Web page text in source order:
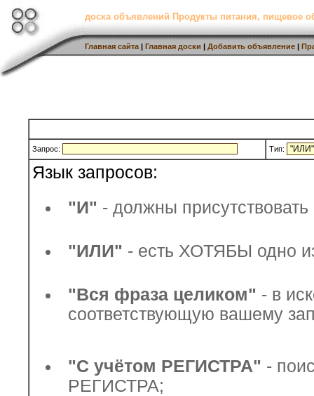
доска объявлений Продукты питания, пищевое
Главная сайта | Главная доски | Добавить объявление |
Запрос: Тип:
Язык запросов:
"И" - должны
"ИЛИ" - есть ХОТЯБЫ одно
"Вся фраза целиком" - в
соответствующую вашему
"С учётом РЕГИСТРА" -
РЕГИСТРА;